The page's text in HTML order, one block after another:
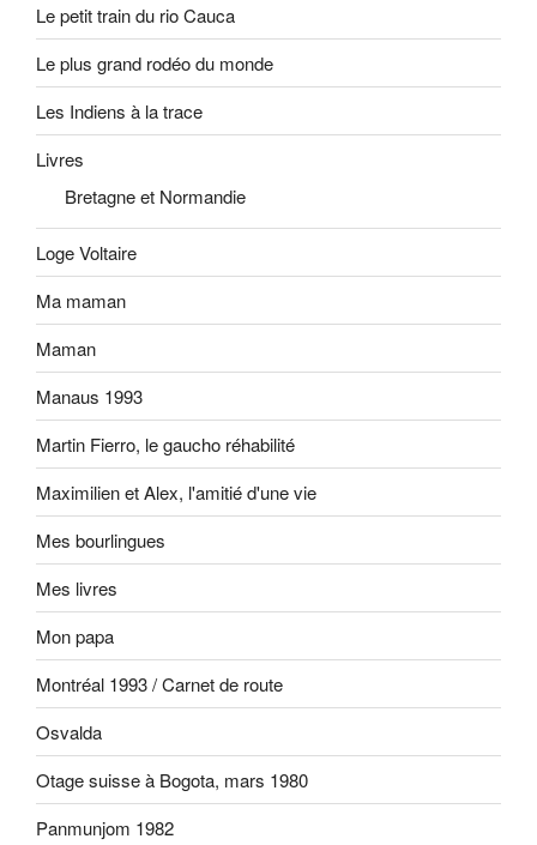
Le petit train du rio Cauca
Le plus grand rodéo du monde
Les Indiens à la trace
Livres
Bretagne et Normandie
Loge Voltaire
Ma maman
Maman
Manaus 1993
Martin Fierro, le gaucho réhabilité
Maximilien et Alex, l'amitié d'une vie
Mes bourlingues
Mes livres
Mon papa
Montréal 1993 / Carnet de route
Osvalda
Otage suisse à Bogota, mars 1980
Panmunjom 1982